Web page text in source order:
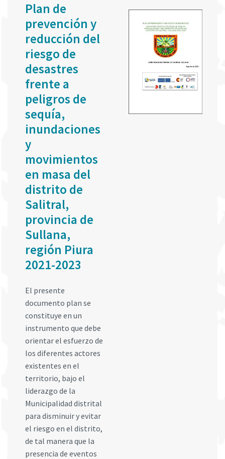
Plan de
prevención y
reducción del
riesgo de
desastres
frente a
peligros de
sequía,
inundaciones
y
movimientos
en masa del
distrito de
Salitral,
provincia de
Sullana,
región Piura
2021-2023
El presente
documento plan se
constituye en un
instrumento que debe
orientar el esfuerzo de
los diferentes actores
existentes en el
territorio, bajo el
liderazgo de la
Municipalidad distrital
para disminuir y evitar
el riesgo en el distrito,
de tal manera que la
presencia de eventos